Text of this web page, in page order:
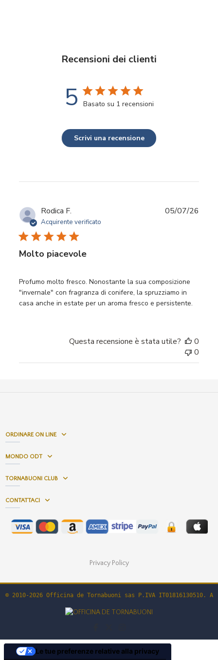
Recensioni dei clienti
5 Basato su 1 recensioni
Scrivi una recensione
Rodica F.
Acquirente verificato
Molto piacevole
Profumo molto fresco. Nonostante la sua composizione
"invernale" con fragranza di conifere, la spruzziamo in
casa anche in estate per un aroma fresco e persistente.
05/07/26
Questa recensione è stata utile?
0
0
ORDINARE ON LINE
MONDO ODT
TORNABUONI CLUB
CONTATTACI
Privacy Policy
© 2010-2026 Officina de Tornabuoni sas P.IVA IT01816130510.
Le tue preferenze relative alla privacy